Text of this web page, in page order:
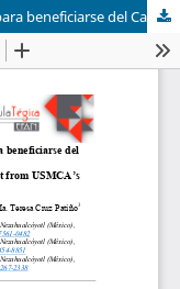
Artesanías Santamaría: La Pyme idónea para beneficiarse del Capítulo 25 del T-MEC